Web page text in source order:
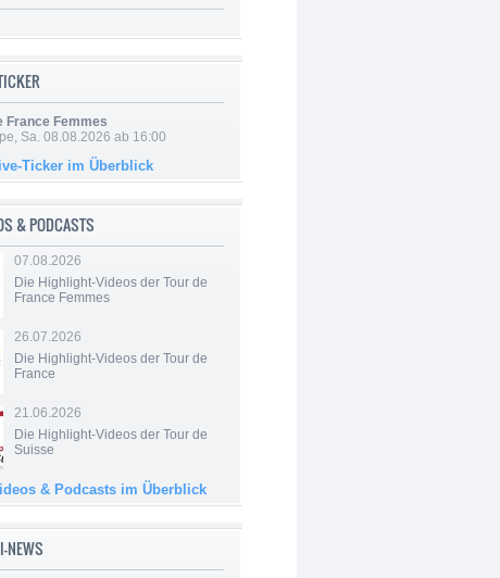
France Femmes
Sa. 08.08.2026 ab 16:00
Ticker im Überblick
& PODCASTS
07.08.2026
Die Highlight-Videos der Tour de
France Femmes
26.07.2026
Die Highlight-Videos der Tour de
France
21.06.2026
Die Highlight-Videos der Tour de
Suisse
& Podcasts im Überblick
NEWS